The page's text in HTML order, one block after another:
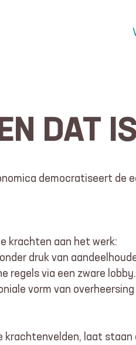
DAT
democratiseert de
krachten aan het werk:
druk van
regels via een zware
vorm van
laat